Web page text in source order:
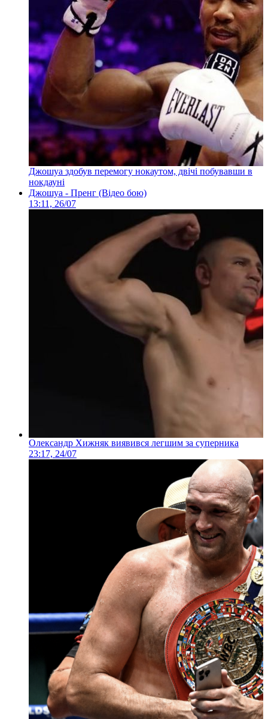
Джошуа здобув перемогу нокаутом, двічі побувавши в
нокдауні
Джошуа - Пренг (Відео бою)
13:11, 26/07
Олександр Хижняк виявився легшим за суперника
23:17, 24/07